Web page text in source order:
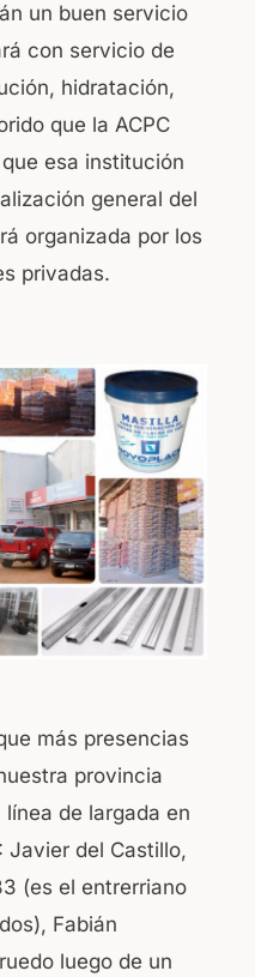
un buen servicio
con servicio de
hidratación,
que la ACPC
esa institución
general del
organizada por los
privadas.
más presencias
provincia
de largada en
Javier del Castillo,
(es el entrerriano
Fabián
luego de un